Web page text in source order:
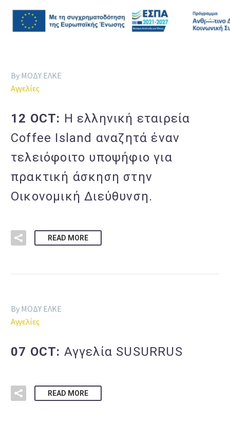
By ΜΟΔΥ ΕΛΚΕ
Αγγελίες
12 OCT: Η ελληνική εταιρεία
Coffee Island αναζητά έναν
τελειόφοιτο υποψήφιο για
πρακτική άσκηση στην
Οικονομική Διεύθυνση.
READ MORE
By ΜΟΔΥ ΕΛΚΕ
Αγγελίες
07 OCT: Αγγελία SUSURRUS
READ MORE